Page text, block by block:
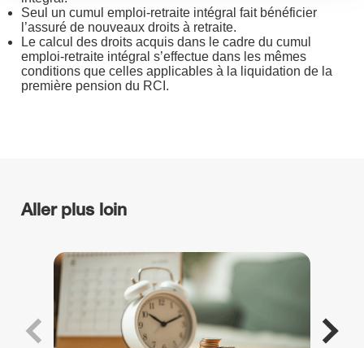
Seul un cumul emploi-retraite intégral fait bénéficier
l’assuré de nouveaux droits à retraite.
Le calcul des droits acquis dans le cadre du cumul
emploi-retraite intégral s’effectue dans les mêmes
conditions que celles applicables à la liquidation de la
première pension du RCI.
Aller plus loin